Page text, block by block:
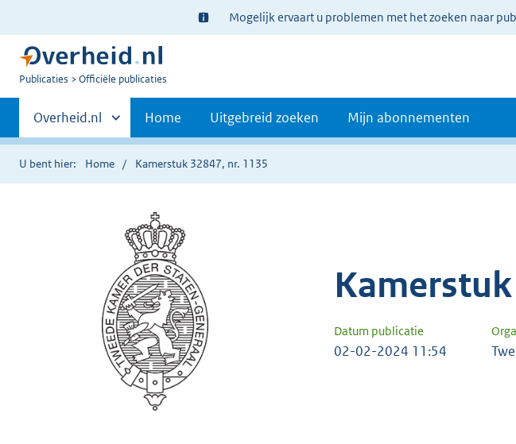
Ter
informatie:
Mogelijk ervaart u problemen met het zoeken naar
U
Publicaties Officiële publicaties
Primaire
navigatie
Andere
sites
binnen
Overheid.nl Home Uitgebreid zoeken Mijn abonnementen
U bent hier: Home Kamerstuk 32847, nr. 1135
Kamerstuk
Datum publicatie
02-02-2024 11:54